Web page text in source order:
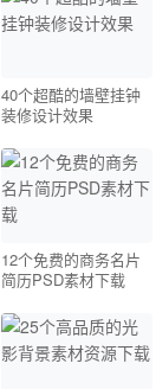
40个超酷的墙壁挂钟
装修设计效果
12个免费的商务名片
简历PSD素材下载